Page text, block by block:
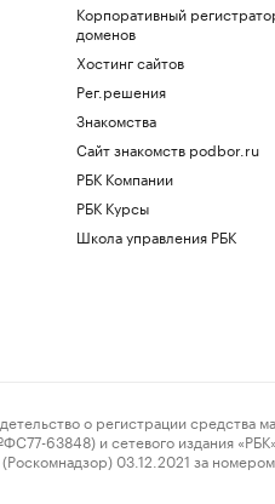
Корпоративный
доменов
Хостинг сайтов
Рег.решения
Знакомства
Сайт знакомств podbor.ru
РБК Компании
РБК Курсы
Школа управления РБК
о регистрации средства
63848) и сетевого издания
03.12.2021 за